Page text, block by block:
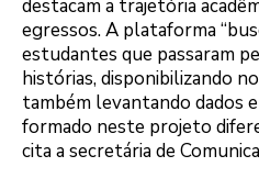
destacam a trajetória
egressos. A plataforma
estudantes que passaram
histórias, disponibilizando
também levantando dados
formado neste projeto
cita a secretária de